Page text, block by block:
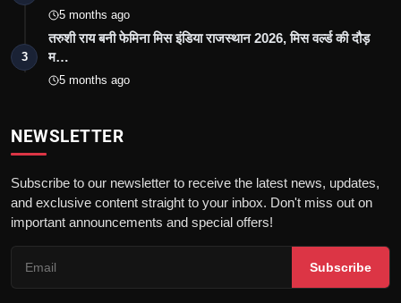
5 months ago
3
तरुशी राय बनी फेमिना मिस इंडिया राजस्थान 2026, मिस वर्ल्ड की दौड़
म…
5 months ago
NEWSLETTER
Subscribe to our newsletter to receive the latest news, updates,
and exclusive content straight to your inbox. Don't miss out on
important announcements and special offers!
Subscribe